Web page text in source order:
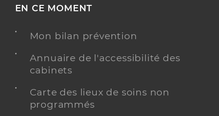
EN CE MOMENT
Mon bilan prévention
Annuaire de l'accessibilité des
cabinets
Carte des lieux de soins non
programmés